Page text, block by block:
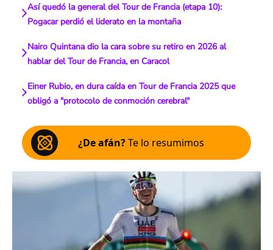
Así quedó la general del Tour de Francia (etapa 10):
Pogacar perdió el liderato en la montaña
Nairo Quintana dio la cara sobre su retiro en 2026 al
hablar del Tour de Francia, en Caracol
Einer Rubio, en dura caída en Tour de Francia 2025 que
obligó a "protocolo de conmoción cerebral"
¿De afán?Te lo resumimos